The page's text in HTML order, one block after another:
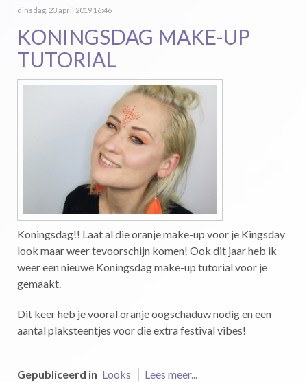
dinsdag, 23 april 2019 16:46
KONINGSDAG MAKE-UP
TUTORIAL
Koningsdag!! Laat al die oranje make-up voor je Kingsday
look maar weer tevoorschijn komen! Ook dit jaar heb ik
weer een nieuwe Koningsdag make-up tutorial voor je
gemaakt.
Dit keer heb je vooral oranje oogschaduw nodig en een
aantal plaksteentjes voor die extra festival vibes!
Gepubliceerd in Looks Lees meer...